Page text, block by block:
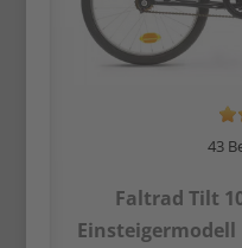
43
Faltrad Tilt